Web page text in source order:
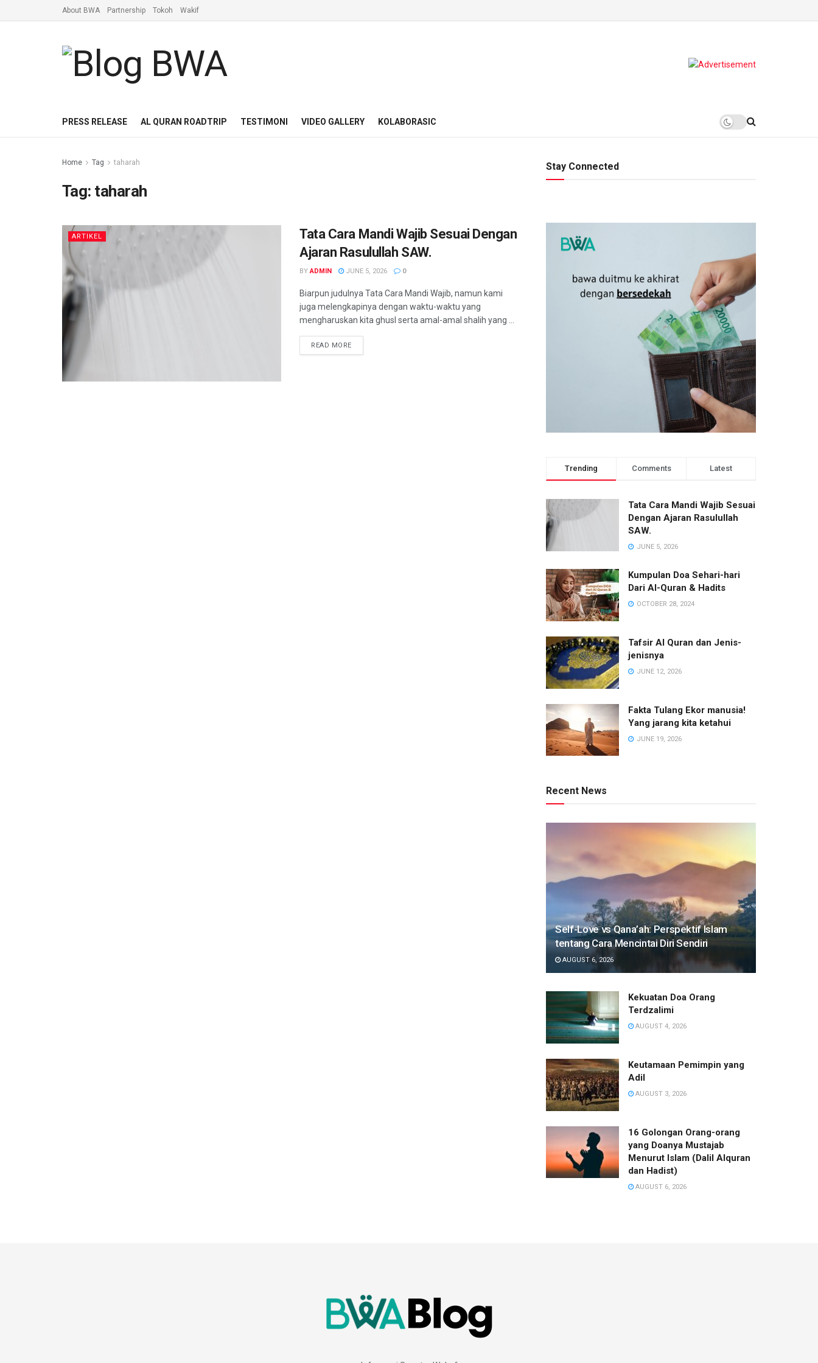
About BWA Partnership Tokoh Wakif
PRESS RELEASE AL QURAN ROADTRIP TESTIMONI VIDEO GALLERY KOLABORASIC
Home Tag taharah
Tag: taharah
ARTIKEL
Tata Cara Mandi Wajib Sesuai Dengan
Ajaran Rasulullah SAW.
BY ADMIN JUNE 5, 2026 0
Biarpun judulnya Tata Cara Mandi Wajib, namun kami
juga melengkapinya dengan waktu-waktu yang
mengharuskan kita ghusl serta amal-amal shalih yang ...
READ MORE
Stay Connected
Trending Comments Latest
Tata Cara Mandi Wajib Sesuai
Dengan Ajaran Rasulullah
SAW.
JUNE 5, 2026
Kumpulan Doa Sehari-hari
Dari Al-Quran & Hadits
OCTOBER 28, 2024
Tafsir Al Quran dan Jenis-
jenisnya
JUNE 12, 2026
Fakta Tulang Ekor manusia!
Yang jarang kita ketahui
JUNE 19, 2026
Recent News
Self-Love vs Qana’ah: Perspektif Islam
tentang Cara Mencintai Diri Sendiri
AUGUST 6, 2026
Kekuatan Doa Orang
Terdzalimi
AUGUST 4, 2026
Keutamaan Pemimpin yang
Adil
AUGUST 3, 2026
16 Golongan Orang-orang
yang Doanya Mustajab
Menurut Islam (Dalil Alquran
dan Hadist)
AUGUST 6, 2026